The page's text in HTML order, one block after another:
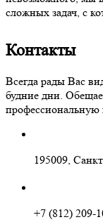
сложных задач, с
Контакты
Всегда рады Вас
будние дни.
профессиональную
195009,
+7 (812) 209-